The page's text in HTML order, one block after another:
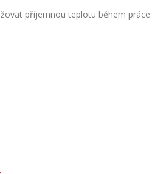
příjemnou teplotu během práce.